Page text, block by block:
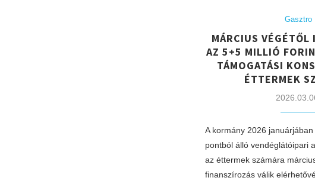
Gasztro
​MÁRCIUS VÉGÉTŐL
AZ 5+5 MILLIÓ
TÁMOGATÁSI
ÉTTERMEK
A kormány 2026 januárjában
pontból álló vendéglátóipari
az éttermek számára
finanszírozás válik